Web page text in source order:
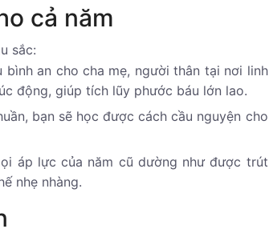
cả năm
sắc:
bình an cho cha mẹ, người thân tại nơi linh
động, giúp tích lũy phước báu lớn lao.
bạn sẽ học được cách cầu nguyện cho
áp lực của năm cũ dường như được trút
nhẹ nhàng.